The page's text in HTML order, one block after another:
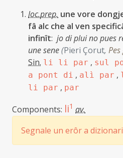
loc.prep. une vore
fâ alc che al ven
infinît: jo di plui no pues
une sene(Pieri Çorut,
Sin. li li par , sul
a pont di , alì par ,
li par , par
Components: li1 av.
Segnale un erôr a